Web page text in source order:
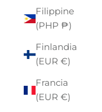
Filippine
(PHP ₱)
Finlandia
(EUR €)
Francia
(EUR €)